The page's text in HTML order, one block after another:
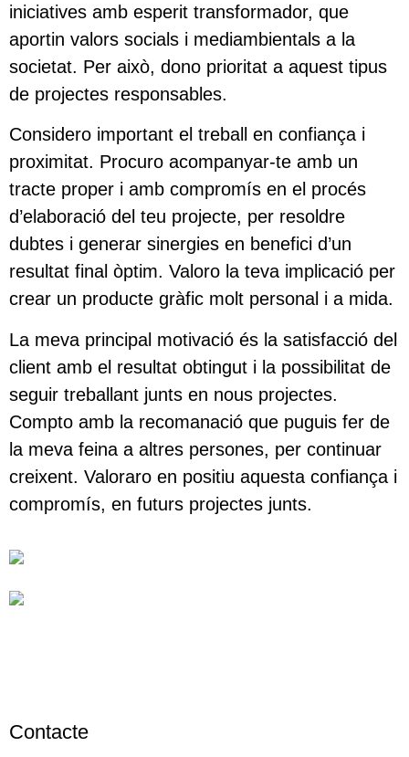
iniciatives amb esperit transformador, que
aportin valors socials i mediambientals a la
societat. Per això, dono prioritat a aquest tipus
de projectes responsables.
Considero important el treball en confiança i
proximitat. Procuro acompanyar-te amb un
tracte proper i amb compromís en el procés
d’elaboració del teu projecte, per resoldre
dubtes i generar sinergies en benefici d’un
resultat final òptim. Valoro la teva implicació per
crear un producte gràfic molt personal i a mida.
La meva principal motivació és la satisfacció del
client amb el resultat obtingut i la possibilitat de
seguir treballant junts en nous projectes.
Compto amb la recomanació que puguis fer de
la meva feina a altres persones, per continuar
creixent. Valoraro en positiu aquesta confiança i
compromís, en futurs projectes junts.
Contacte